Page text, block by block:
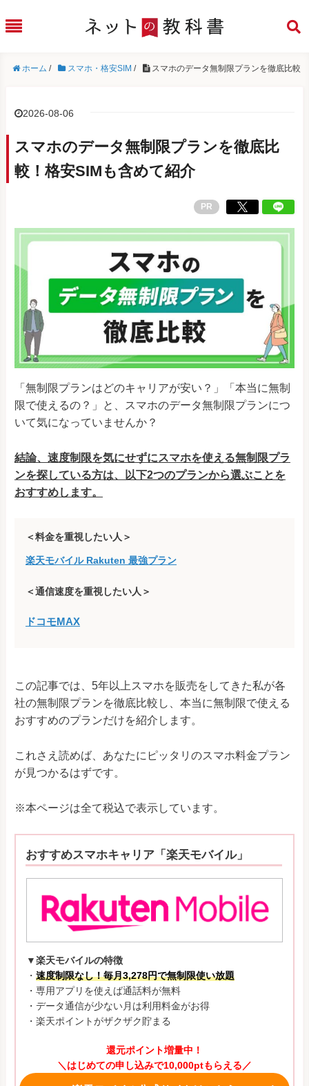
ホーム / スマホ・格安SIM / スマホのデータ無制限プランを徹底比較
2026-08-06
スマホのデータ無制限プランを徹底比
較！格安SIMも含めて紹介
PR
「無制限プランはどのキャリアが安い？」「本当に無制
限で使えるの？」と、スマホのデータ無制限プランにつ
いて気になっていませんか？
結論、速度制限を気にせずにスマホを使える無制限プラ
ンを探している方は、以下2つのプランから選ぶことを
おすすめします。
＜料金を重視したい人＞
楽天モバイル Rakuten 最強プラン
＜通信速度を重視したい人＞
ドコモMAX
この記事では、5年以上スマホを販売をしてきた私が各
社の無制限プランを徹底比較し、本当に無制限で使える
おすすめのプランだけを紹介します。
これさえ読めば、あなたにピッタリのスマホ料金プラン
が見つかるはずです。
※本ページは全て税込で表示しています。
おすすめスマホキャリア「楽天モバイル」
▼楽天モバイルの特徴
・ 速度制限なし！毎月3,278円で無制限使い放題
・専用アプリを使えば通話料が無料
・データ通信が少ない月は利用料金がお得
・楽天ポイントがザクザク貯まる
還元ポイント増量中！
＼はじめての申し込みで10,000ptもらえる／